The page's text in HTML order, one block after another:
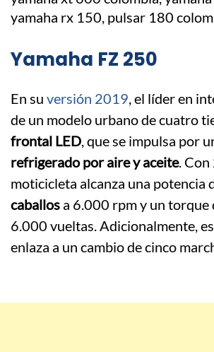
Yamaha FZ 250
En su versión 2019, el líder en
de un modelo urbano de cuatro
frontal LED, que se impulsa por
refrigerado por aire y aceite. Con
moticicleta alcanza una potencia
caballos a 6.000 rpm y un torque
6.000 vueltas. Adicionalmente,
enlaza a un cambio de cinco